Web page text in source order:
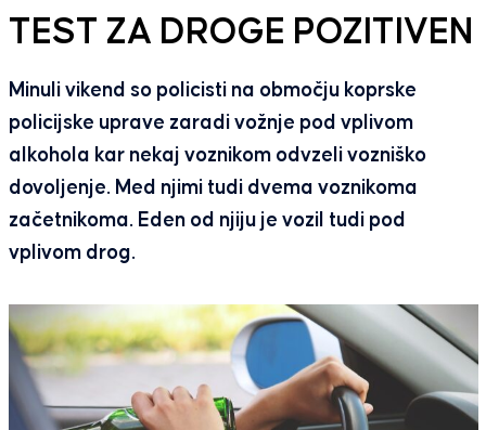
TEST ZA DROGE POZITIVEN
Minuli vikend so policisti na območju koprske
policijske uprave zaradi vožnje pod vplivom
alkohola kar nekaj voznikom odvzeli vozniško
dovoljenje. Med njimi tudi dvema voznikoma
začetnikoma. Eden od njiju je vozil tudi pod
vplivom drog.